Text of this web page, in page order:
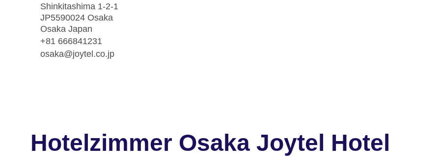
Shinkitashima 1-2-1
JP5590024 Osaka
Osaka Japan
+81 666841231
osaka@joytel.co.jp
Hotelzimmer Osaka Joytel Hotel